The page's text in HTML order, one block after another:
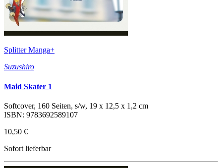
Splitter Manga+
Suzushiro
Maid Skater 1
Softcover, 160 Seiten, s/w, 19 x 12,5 x 1,2 cm
ISBN: 9783692589107
10,50 €
Sofort lieferbar